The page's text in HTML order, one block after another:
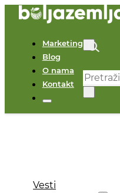
Marketing
Blog
O nama
Kontakt
Pretraga
Vesti